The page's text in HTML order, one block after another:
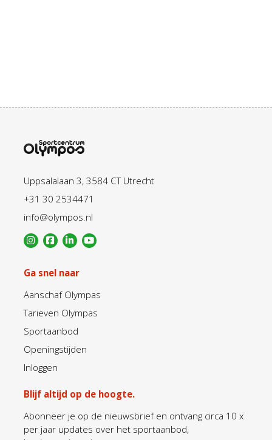
Uppsalalaan 3, 3584 CT Utrecht
+31 30 2534471
info@olympos.nl
Ga snel naar
Aanschaf Olympas
Tarieven Olympas
Sportaanbod
Openingstijden
Inloggen
Blijf altijd op de hoogte.
Abonneer je op de nieuwsbrief en ontvang circa 10 x
per jaar updates over het sportaanbod,